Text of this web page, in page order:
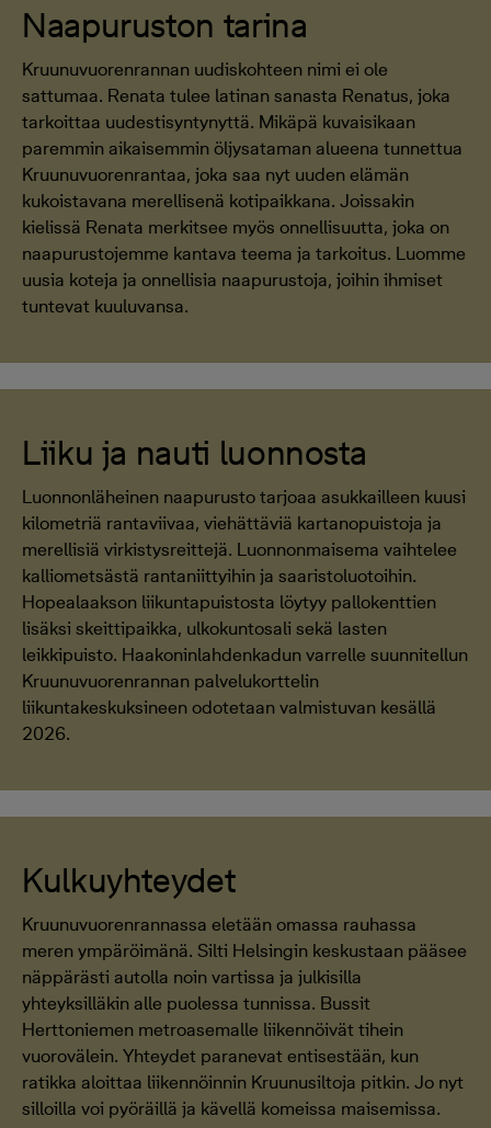
Naapuruston tarina
Kruunuvuorenrannan uudiskohteen nimi ei ole
sattumaa. Renata tulee latinan sanasta Renatus, joka
tarkoittaa uudestisyntynyttä. Mikäpä kuvaisikaan
paremmin aikaisemmin öljysataman alueena tunnettua
Kruunuvuorenrantaa, joka saa nyt uuden elämän
kukoistavana merellisenä kotipaikkana. Joissakin
kielissä Renata merkitsee myös onnellisuutta, joka on
naapurustojemme kantava teema ja tarkoitus. Luomme
uusia koteja ja onnellisia naapurustoja, joihin ihmiset
tuntevat kuuluvansa.
Liiku ja nauti luonnosta
Luonnonläheinen naapurusto tarjoaa asukkailleen kuusi
kilometriä rantaviivaa, viehättäviä kartanopuistoja ja
merellisiä virkistysreittejä. Luonnonmaisema vaihtelee
kalliometsästä rantaniittyihin ja saaristoluotoihin.
Hopealaakson liikuntapuistosta löytyy pallokenttien
lisäksi skeittipaikka, ulkokuntosali sekä lasten
leikkipuisto. Haakoninlahdenkadun varrelle suunnitellun
Kruunuvuorenrannan palvelukorttelin
liikuntakeskuksineen odotetaan valmistuvan kesällä
2026.
Kulkuyhteydet
Kruunuvuorenrannassa eletään omassa rauhassa
meren ympäröimänä. Silti Helsingin keskustaan pääsee
näppärästi autolla noin vartissa ja julkisilla
yhteyksilläkin alle puolessa tunnissa. Bussit
Herttoniemen metroasemalle liikennöivät tihein
vuorovälein. Yhteydet paranevat entisestään, kun
ratikka aloittaa liikennöinnin Kruunusiltoja pitkin. Jo nyt
silloilla voi pyöräillä ja kävellä komeissa maisemissa.